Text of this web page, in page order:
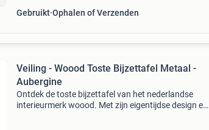
Gebruikt Ophalen of Verzenden
Veiling - Woood Toste Bijzettafel Metaal -
Aubergine
Ontdek de toste bijzettafel van het nederlandse
interieurmerk woood. Met zijn eigentijdse design en